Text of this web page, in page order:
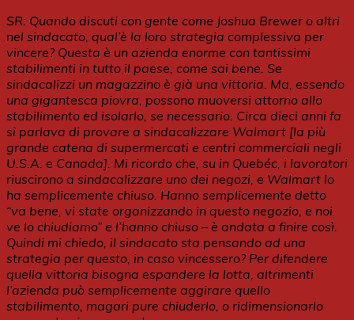
SR: Quando discuti con gente come Joshua Brewer o altri
nel sindacato, qual’è la loro strategia complessiva per
vincere? Questa è un azienda enorme con tantissimi
stabilimenti in tutto il paese, come sai bene. Se
sindacalizzi un magazzino è già una vittoria. Ma, essendo
una gigantesca piovra, possono muoversi attorno allo
stabilimento ed isolarlo, se necessario. Circa dieci anni fa
si parlava di provare a sindacalizzare Walmart [la più
grande catena di supermercati e centri commerciali negli
U.S.A. e Canada]. Mi ricordo che, su in Quebéc, i lavoratori
riuscirono a sindacalizzare uno dei negozi, e Walmart lo
ha semplicemente chiuso. Hanno semplicemente detto
“va bene, vi state organizzando in questo negozio, e noi
ve lo chiudiamo” e l’hanno chiuso – è andata a finire così.
Quindi mi chiedo, il sindacato sta pensando ad una
strategia per questo, in caso vincessero? Per difendere
quella vittoria bisogna espandere la lotta, altrimenti
l’azienda può semplicemente aggirare quello
stabilimento, magari pure chiuderlo, o ridimensionarlo